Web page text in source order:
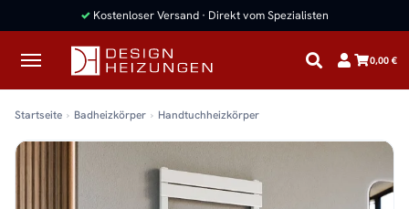
✓ Kostenloser Versand · Direkt vom Spezialisten
0,00 €
Startseite Badheizkörper Handtuchheizkörper